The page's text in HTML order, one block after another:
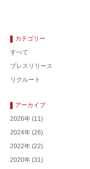
カテゴリー
すべて
プレスリリース
リクルート
アーカイブ
2026年 (11)
2024年 (26)
2022年 (22)
2020年 (31)